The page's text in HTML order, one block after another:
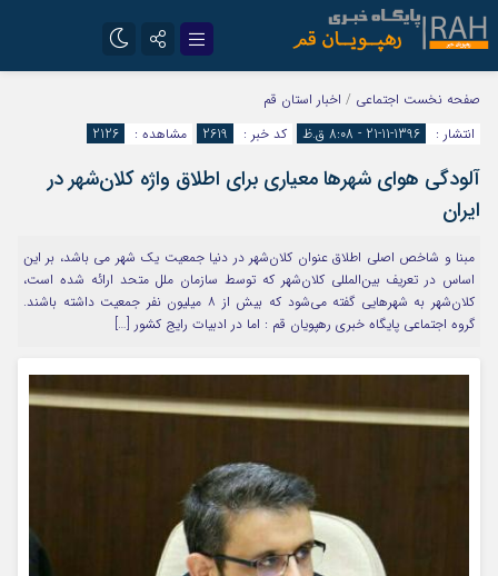
تلگرام
ایتا
صفحه نخست اجتماعی / اخبار استان قم
انتشار :
1396-11-21 - 8:08 ق.ظ کد خبر : 2619 مشاهده : 2126
آلودگی هوای شهرها معیاری برای اطلاق واژه کلان‌شهر در
ایران
مبنا و شاخص اصلی اطلاق عنوان کلان‌شهر در دنیا جمعیت یک شهر می باشد، بر این
اساس در تعریف بین‌المللی کلان‌شهر که توسط سازمان ملل متحد ارائه شده است،
کلان‌شهر به شهرهایی گفته می‌شود که بیش از ۸ میلیون نفر جمعیت داشته باشند.
گروه اجتماعی پایگاه خبری رهپویان قم : اما در ادبیات رایج کشور […]